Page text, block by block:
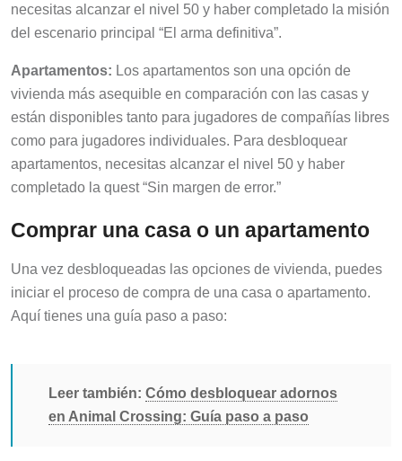
necesitas alcanzar el nivel 50 y haber completado la misión
del escenario principal “El arma definitiva”.
Apartamentos: Los apartamentos son una opción de
vivienda más asequible en comparación con las casas y
están disponibles tanto para jugadores de compañías libres
como para jugadores individuales. Para desbloquear
apartamentos, necesitas alcanzar el nivel 50 y haber
completado la quest “Sin margen de error.”
Comprar una casa o un apartamento
Una vez desbloqueadas las opciones de vivienda, puedes
iniciar el proceso de compra de una casa o apartamento.
Aquí tienes una guía paso a paso:
Leer también: Cómo desbloquear adornos
en Animal Crossing: Guía paso a paso